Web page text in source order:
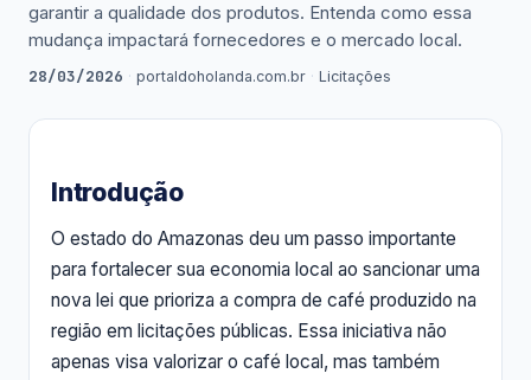
garantir a qualidade dos produtos. Entenda como essa
mudança impactará fornecedores e o mercado local.
28/03/2026 · portaldoholanda.com.br · Licitações
Introdução
O estado do Amazonas deu um passo importante
para fortalecer sua economia local ao sancionar uma
nova lei que prioriza a compra de café produzido na
região em licitações públicas. Essa iniciativa não
apenas visa valorizar o café local, mas também